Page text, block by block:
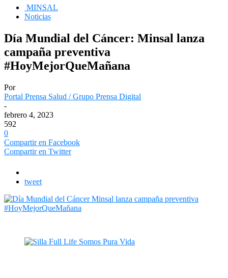
MINSAL
Noticias
Día Mundial del Cáncer: Minsal lanza
campaña preventiva
#HoyMejorQueMañana
Por
Portal Prensa Salud / Grupo Prensa Digital
-
febrero 4, 2023
592
0
Compartir en Facebook
Compartir en Twitter
tweet